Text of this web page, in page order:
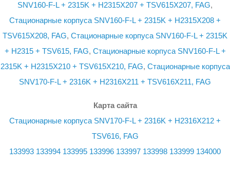
SNV160-F-L + 2315K + H2315X207 + TSV615X207, FAG,
Стационарные корпуса SNV160-F-L + 2315K + H2315X208 +
TSV615X208, FAG, Стационарные корпуса SNV160-F-L + 2315K
+ H2315 + TSV615, FAG, Стационарные корпуса SNV160-F-L +
2315K + H2315X210 + TSV615X210, FAG, Стационарные корпуса
SNV170-F-L + 2316K + H2316X211 + TSV616X211, FAG
Карта сайта
Стационарные корпуса SNV170-F-L + 2316K + H2316X212 +
TSV616, FAG
133993 133994 133995 133996 133997 133998 133999 134000